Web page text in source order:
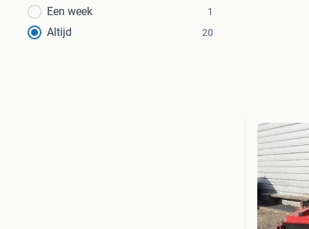
Een week 1
Altijd 20